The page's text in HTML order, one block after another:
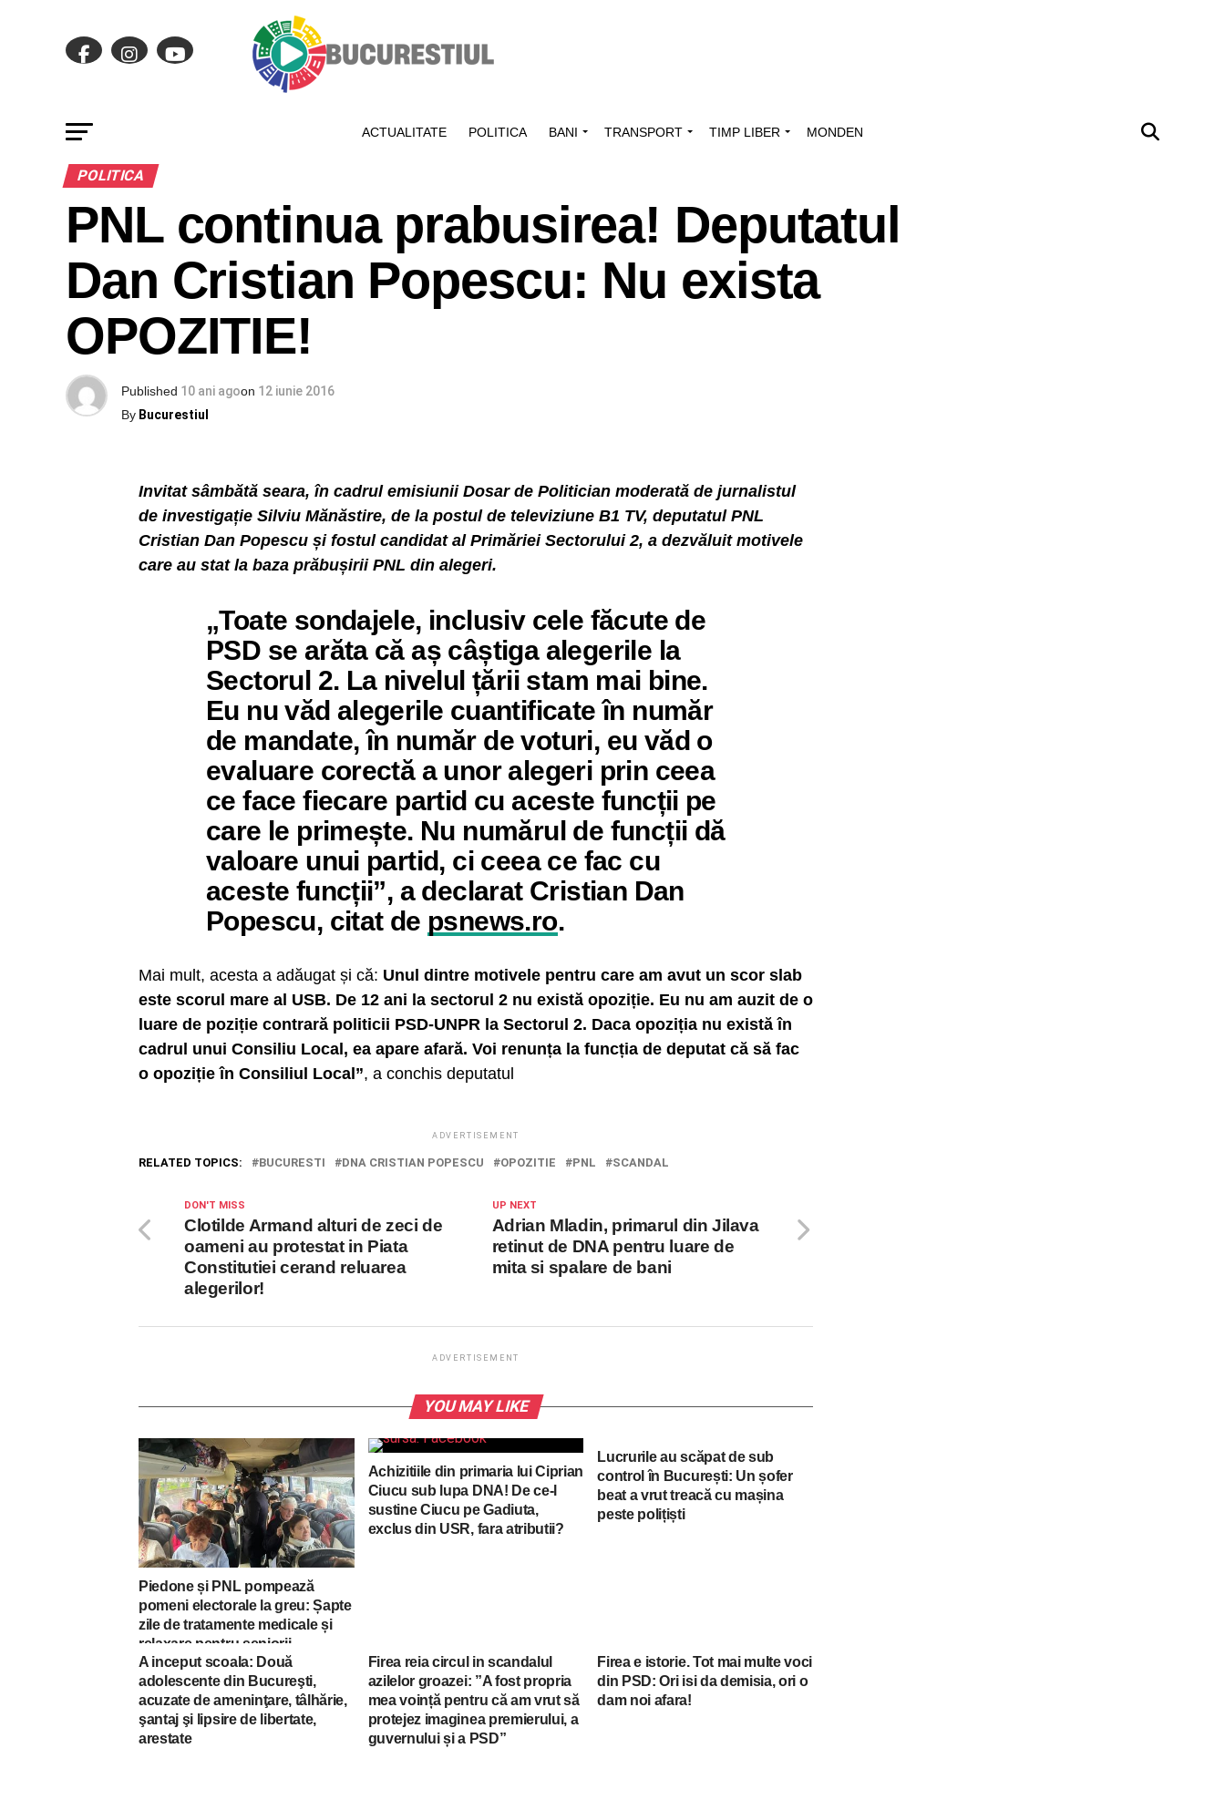
ACTUALITATE POLITICA BANI TRANSPORT TIMP LIBER MONDEN
POLITICA
PNL continua prabusirea! Deputatul
Dan Cristian Popescu: Nu exista
OPOZITIE!
Published 10 ani agoon 12 iunie 2016
By Bucurestiul
Invitat sâmbătă seara, în cadrul emisiunii Dosar de Politician moderată de jurnalistul
de investigație Silviu Mănăstire, de la postul de televiziune B1 TV, deputatul PNL
Cristian Dan Popescu și fostul candidat al Primăriei Sectorului 2, a dezvăluit motivele
care au stat la baza prăbușirii PNL din alegeri.
„Toate sondajele, inclusiv cele făcute de
PSD se arăta că aș câștiga alegerile la
Sectorul 2. La nivelul țării stam mai bine.
Eu nu văd alegerile cuantificate în număr
de mandate, în număr de voturi, eu văd o
evaluare corectă a unor alegeri prin ceea
ce face fiecare partid cu aceste funcții pe
care le primește. Nu numărul de funcții dă
valoare unui partid, ci ceea ce fac cu
aceste funcții”, a declarat Cristian Dan
Popescu, citat de psnews.ro.
Mai mult, acesta a adăugat și că: Unul dintre motivele pentru care am avut un scor slab
este scorul mare al USB. De 12 ani la sectorul 2 nu există opoziție. Eu nu am auzit de o
luare de poziție contrară politicii PSD-UNPR la Sectorul 2. Daca opoziția nu există în
cadrul unui Consiliu Local, ea apare afară. Voi renunța la funcția de deputat că să fac
o opoziție în Consiliul Local”, a conchis deputatul
ADVERTISEMENT
RELATED TOPICS: BUCURESTI DNA CRISTIAN POPESCU OPOZITIE PNL SCANDAL
UP NEXT
Adrian Mladin, primarul din Jilava
retinut de DNA pentru luare de
mita si spalare de bani
DON'T MISS
Clotilde Armand alturi de zeci de
oameni au protestat in Piata
Constitutiei cerand reluarea
alegerilor!
ADVERTISEMENT
YOU MAY LIKE
Piedone și PNL pompează
pomeni electorale la greu: Șapte
zile de tratamente medicale și
relaxare pentru seniorii
sectorului 5 din București
Achizitiile din primaria lui Ciprian
Ciucu sub lupa DNA! De ce-l
sustine Ciucu pe Gadiuta,
exclus din USR, fara atributii?
Lucrurile au scăpat de sub
control în București: Un șofer
beat a vrut treacă cu mașina
peste polițiști
A inceput scoala: Două
adolescente din Bucureşti,
acuzate de ameninţare, tâlhărie,
şantaj şi lipsire de libertate,
arestate
Firea reia circul in scandalul
azilelor groazei: ”A fost propria
mea voință pentru că am vrut să
protejez imaginea premierului, a
guvernului și a PSD”
Firea e istorie. Tot mai multe voci
din PSD: Ori isi da demisia, ori o
dam noi afara!